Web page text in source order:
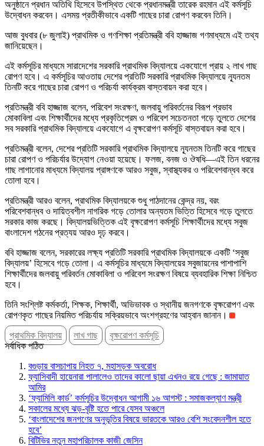
অনুষ্ঠানে প্রধান অতিথি হিসেবে উপস্থিত থেকে প্রধানমন্ত্রী তারেক রহমান এই কর্মসূচি
উদ্বোধন করবেন। এসময় প্রতীকীভাবে একটি গাছের চারা রোপণ করবেন তিনি।
আজ বুধবার (৮ জুলাই) প্রাথমিক ও গণশিক্ষা প্রতিমন্ত্রী ববি হাজ্জাজ গণমাধ্যমে এই তথ্য
জানিয়েছেন।
এই কর্মসূচির মাধ্যমে সারাদেশের সরকারি প্রাথমিক বিদ্যালয়ে একযোগে প্রায় ২ লাখ গাছ
রোপণ হবে। এ কর্মসূচির আওতায় দেশের প্রতিটি সরকারি প্রাথমিক বিদ্যালয়ে ন্যূনতম
তিনটি করে গাছের চারা রোপণ ও পরিচর্যা কার্যক্রম বাস্তবায়ন করা হবে।
প্রতিমন্ত্রী ববি হাজ্জাজ বলেন, পরিবেশ সংরক্ষণ, জলবায়ু পরিবর্তনের বিরূপ প্রভাব
মোকাবিলা এবং শিক্ষার্থীদের মধ্যে প্রকৃতিপ্রেম ও পরিবেশ সচেতনতা গড়ে তুলতে দেশের
সব সরকারি প্রাথমিক বিদ্যালয়ে একযোগে এ বৃক্ষরোপণ কর্মসূচি বাস্তবায়ন করা হবে।
প্রতিমন্ত্রী বলেন, দেশের প্রতিটি সরকারি প্রাথমিক বিদ্যালয়ে ন্যূনতম তিনটি করে গাছের
চারা রোপণ ও পরিচর্যার উদ্যোগ নেওয়া হয়েছে। ফলজ, বনজ ও ঔষধি—এই তিন ধরনের
গাছ লাগানোর মাধ্যমে বিদ্যালয় প্রাঙ্গণকে আরও সবুজ, স্বাস্থ্যকর ও পরিবেশবান্ধব করে
তোলা হবে।
প্রতিমন্ত্রী আরও বলেন, প্রাথমিক বিদ্যালয়কে শুধু পাঠদানের কেন্দ্র নয়, বরং
পরিবেশবান্ধব ও দায়িত্বশীল নাগরিক গড়ে তোলার অন্যতম ভিত্তি হিসেবে গড়ে তুলতে
সরকার কাজ করছে। বিদ্যালয়ভিত্তিক এই বৃক্ষরোপণ কর্মসূচি শিক্ষার্থীদের মধ্যে সবুজ
বাংলাদেশ গঠনের প্রত্যয় আরও দৃঢ় করবে।
ববি হাজ্জাজ বলেন, সরকারের লক্ষ্য প্রতিটি সরকারি প্রাথমিক বিদ্যালয়কে একটি ‘সবুজ
বিদ্যালয়’ হিসেবে গড়ে তোলা। এ কর্মসূচির মাধ্যমে বিদ্যালয়ের সবুজায়নের পাশাপাশি
শিক্ষার্থীদের জলবায়ু পরিবর্তন মোকাবিলা ও পরিবেশ সংরক্ষণ বিষয়ে ব্যবহারিক শিক্ষা নিশ্চিত
হবে।
তিনি সংশ্লিষ্ট কর্মকর্তা, শিক্ষক, শিক্ষার্থী, অভিভাবক ও স্থানীয় জনগণকে বৃক্ষরোপণ এবং
রোপণকৃত গাছের নিয়মিত পরিচর্যায় সক্রিয়ভাবে অংশগ্রহণের আহ্বান জানান।
প্রাথমিক বিদ্যালয়
লাখ গাছ
বৃক্ষরোপণ কর্মসূচি
সর্বাধিক পঠিত
বগুড়ায় বাসচাপায় নিহত ৭, মহাসড়ক অবরোধ
ফ্যাসিবাদী হায়েনারা পালালেও তাদের কালো ছায়া এখনও রয়ে গেছে : জামায়াত
আমির
‘ফ্যামিলি কার্ড’ কর্মসূচির উদ্বোধন আগামী ১৬ আগস্ট : সমাজকল্যাণ মন্ত্রী
সকালের মধ্যে ঝড়-বৃষ্টি হতে পারে যেসব অঞ্চলে
‘বাংলাদেশের জনগণের অনুভূতির বিষয়ে ভারতকে আরও বেশি সংবেদনশীল হতে
হবে’
বিটিভির নতুন মহাপরিচালক কাজী জেসিন